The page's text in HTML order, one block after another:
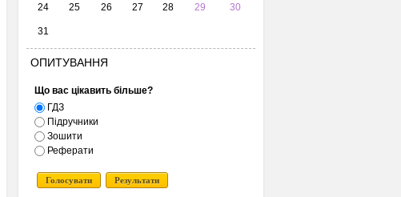
24 25 26 27 28 29 30
31
ОПИТУВАННЯ
Що вас цікавить більше?
ГДЗ
Підручники
Зошити
Реферати
Голосувати Результати